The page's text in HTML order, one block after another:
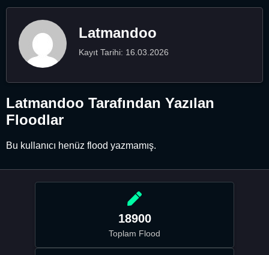
Latmandoo
Kayıt Tarihi: 16.03.2026
Latmandoo Tarafından Yazılan
Floodlar
Bu kullanıcı henüz flood yazmamış.
18900
Toplam Flood